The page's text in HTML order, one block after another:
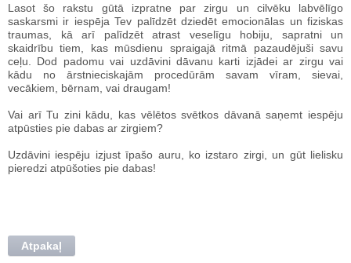
Lasot šo rakstu gūtā izpratne par zirgu un cilvēku labvēlīgo
saskarsmi ir iespēja Tev palīdzēt dziedēt emocionālas un fiziskas
traumas, kā arī palīdzēt atrast veselīgu hobiju, sapratni un
skaidrību tiem, kas mūsdienu spraigajā ritmā pazaudējuši savu
ceļu. Dod padomu vai uzdāvini dāvanu karti izjādei ar zirgu vai
kādu no ārstnieciskajām procedūrām savam vīram, sievai,
vecākiem, bērnam, vai draugam!
Vai arī Tu zini kādu, kas vēlētos svētkos dāvanā saņemt iespēju
atpūsties pie dabas ar zirgiem?
Uzdāvini iespēju izjust īpašo auru, ko izstaro zirgi, un gūt lielisku
pieredzi atpūšoties pie dabas!
Atpakaļ